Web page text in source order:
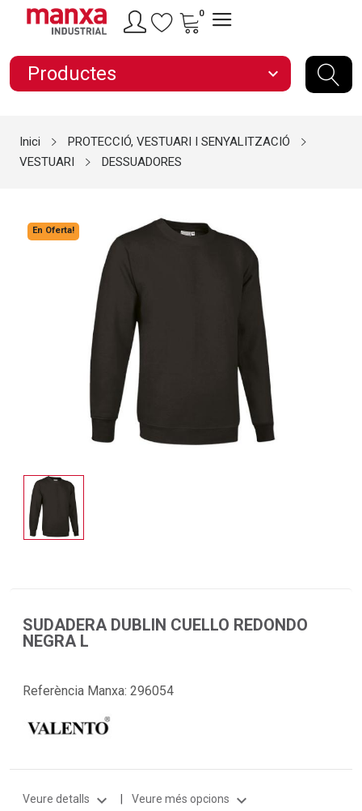
0
Productes expand_more
Inici
PROTECCIÓ, VESTUARI I SENYALITZACIÓ
VESTUARI
DESSUADORES
En Oferta!
SUDADERA DUBLIN CUELLO REDONDO
NEGRA L
Referència Manxa: 296054
Veure detalls expand_more Veure més opcions expand_more